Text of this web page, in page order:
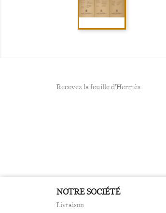
Recevez la feuille d'Hermès
NOTRE SOCIÉTÉ
Livraison